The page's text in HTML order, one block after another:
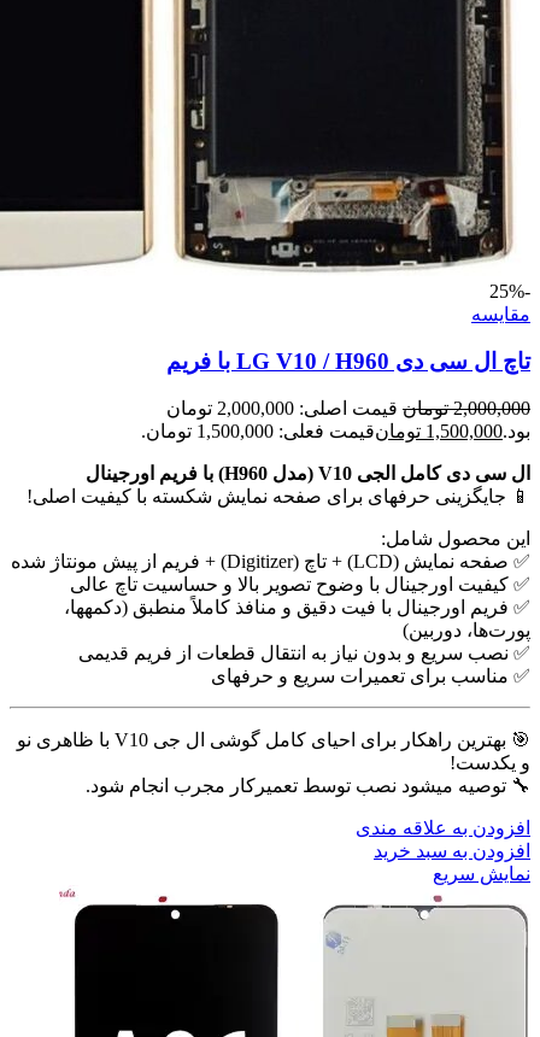
-25%
مقايسه
تاچ ال سی دی LG V10 / H960 با فریم
2,000,000 تومان
قیمت اصلی: 2,000,000 تومان
بود.1,500,000 تومانقیمت فعلی: 1,500,000 تومان.
ال سی دی کامل الجی V10 (مدل H960) با فریم اورجینال
📱 جایگزینی حرفهای برای صفحه نمایش شکسته با کیفیت اصلی!
این محصول شامل:
✅ صفحه نمایش (LCD) + تاچ (Digitizer) + فریم از پیش مونتاژ شده
✅ کیفیت اورجینال با وضوح تصویر بالا و حساسیت تاچ عالی
✅ فریم اورجینال با فیت دقیق و منافذ کاملاً منطبق (دکمهها،
پورت‌ها، دوربین)
✅ نصب سریع و بدون نیاز به انتقال قطعات از فریم قدیمی
✅ مناسب برای تعمیرات سریع و حرفهای
🎯 بهترین راهکار برای احیای کامل گوشی ال جی V10 با ظاهری نو
و یکدست!
🔧 توصیه میشود نصب توسط تعمیرکار مجرب انجام شود.
افزودن به علاقه مندی
افزودن به سبد خرید
نمایش سریع